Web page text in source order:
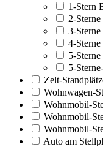
1-Stern
2-
3-
4-
5-
5-
Zelt-
Wohnwagen-
Wohnmobil-
Wohnmobil-
Wohnmobil-
Auto am